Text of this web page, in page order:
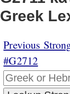
Greek
Previous
#G2712